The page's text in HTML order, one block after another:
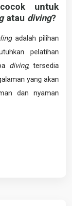
untuk
atau diving?
adalah pilihan
pelatihan
diving, tersedia
yang akan
dan nyaman